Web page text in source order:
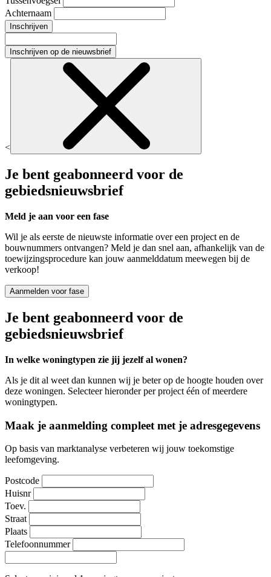
Achternaam
Inschrijven
Inschrijven op de nieuwsbrief
<
Je bent geabonneerd voor de
gebiedsnieuwsbrief
Meld je aan voor een fase
Wil je als eerste de nieuwste informatie over een project en de
bouwnummers ontvangen? Meld je dan snel aan, afhankelijk van de
toewijzingsprocedure kan jouw aanmelddatum meewegen bij de
verkoop!
Aanmelden voor fase
Je bent geabonneerd voor de
gebiedsnieuwsbrief
In welke woningtypen zie jij jezelf al wonen?
Als je dit al weet dan kunnen wij je beter op de hoogte houden over
deze woningen. Selecteer hieronder per project één of meerdere
woningtypen.
Maak je aanmelding compleet met je adresgegevens
Op basis van marktanalyse verbeteren wij jouw toekomstige
leefomgeving.
Postcode
Huisnr
Toev.
Straat
Plaats
Telefoonnummer